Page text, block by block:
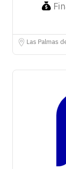
Las Palmas